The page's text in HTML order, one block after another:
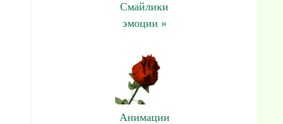
Смайлики
эмоции »
Анимации